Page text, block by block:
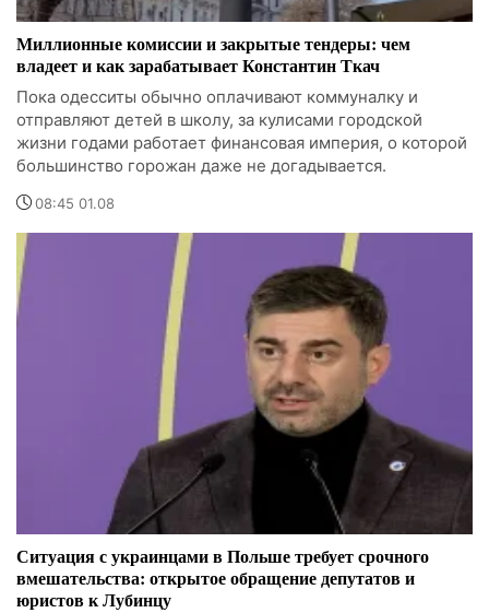
Миллионные комиссии и закрытые тендеры: чем
владеет и как зарабатывает Константин Ткач
Пока одесситы обычно оплачивают коммуналку и
отправляют детей в школу, за кулисами городской
жизни годами работает финансовая империя, о которой
большинство горожан даже не догадывается.
08:45 01.08
Ситуация с украинцами в Польше требует срочного
вмешательства: открытое обращение депутатов и
юристов к Лубинцу